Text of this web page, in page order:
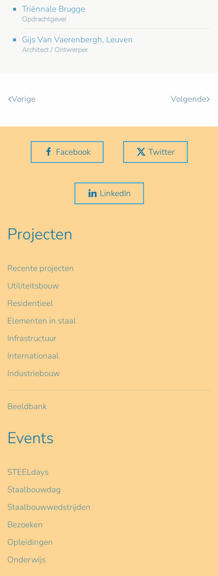
Triënnale Brugge
Opdrachtgever
Gijs Van Vaerenbergh, Leuven
Architect / Ontwerper
Vorige Volgende
Facebook Twitter
LinkedIn
Projecten
Recente projecten
Utiliteitsbouw
Residentieel
Elementen in staal
Infrastructuur
Internationaal
Industriebouw
Beeldbank
Events
STEELdays
Staalbouwdag
Staalbouwwedstrijden
Bezoeken
Opleidingen
Onderwijs